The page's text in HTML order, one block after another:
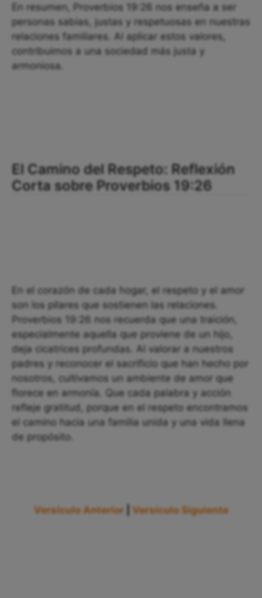
En resumen, Proverbios 19:26 nos enseña a ser
personas sabias, justas y respetuosas en nuestras
relaciones familiares. Al aplicar estos valores,
contribuimos a una sociedad más justa y
armoniosa.
El Camino del Respeto: Reflexión
Corta sobre Proverbios 19:26
En el corazón de cada hogar, el respeto y el amor
son los pilares que sostienen las relaciones.
Proverbios 19:26 nos recuerda que una traición,
especialmente aquella que proviene de un hijo,
deja cicatrices profundas. Al valorar a nuestros
padres y reconocer el sacrificio que han hecho por
nosotros, cultivamos un ambiente de amor que
florece en armonía. Que cada palabra y acción
refleje gratitud, porque en el respeto encontramos
el camino hacia una familia unida y una vida llena
de propósito.
Versículo Anterior Versículo Siguiente